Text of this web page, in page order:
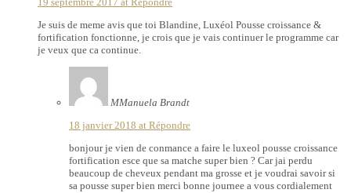
Je suis de meme avis que toi Blandine, Luxéol Pousse croissance &
fortification fonctionne, je crois que je vais continuer le programme car
je veux que ca continue.
MManuela Brandt
18 janvier 2018 at Répondre
bonjour je vien de conmance a faire le luxeol pousse croissance
fortification esce que sa matche super bien ? Car jai perdu
beaucoup de cheveux pendant ma grosse et je voudrai savoir si
sa pousse super bien merci bonne journee a vous cordialement